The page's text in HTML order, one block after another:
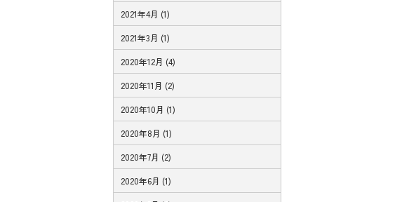
2021年4月 (1)
2021年3月 (1)
2020年12月 (4)
2020年11月 (2)
2020年10月 (1)
2020年8月 (1)
2020年7月 (2)
2020年6月 (1)